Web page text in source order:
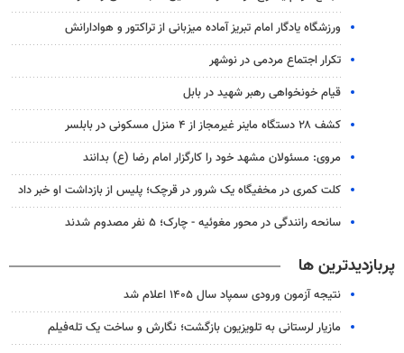
ورزشگاه یادگار امام تبریز آماده میزبانی از تراکتور و هوادارانش
تکرار اجتماع مردمی در نوشهر
قیام خونخواهی رهبر شهید در بابل
کشف ۲۸ دستگاه ماینر غیرمجاز از ۴ منزل مسکونی در بابلسر
مروی: مسئولان مشهد خود را کارگزار امام رضا (ع) بدانند
کلت کمری در مخفیگاه یک شرور در قرچک؛ پلیس از بازداشت او خبر داد
سانحه رانندگی در محور مغوئیه - چارک؛ ۵ نفر مصدوم شدند
پربازدیدترین ها
نتیجه آزمون ورودی سمپاد سال ۱۴۰۵ اعلام شد
مازیار لرستانی به تلویزیون بازگشت؛ نگارش و ساخت یک تله‌فیلم